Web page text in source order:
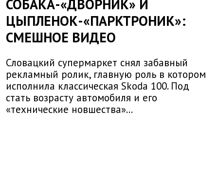
СОБАКА-«ДВОРНИК» И
ЦЫПЛЕНОК-«ПАРКТРОНИК»:
СМЕШНОЕ ВИДЕО
Словацкий супермаркет снял забавный
рекламный ролик, главную роль в котором
исполнила классическая Skoda 100. Под
стать возрасту автомобиля и его
«технические новшества»...